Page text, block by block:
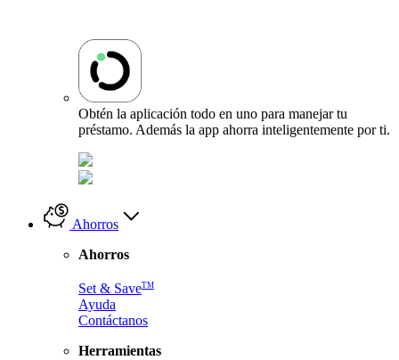
Obtén la aplicación todo en uno para manejar tu
préstamo. Además la app ahorra inteligentemente por ti.
Ahorros
Ahorros
Set & SaveTM
Ayuda
Contáctanos
Herramientas